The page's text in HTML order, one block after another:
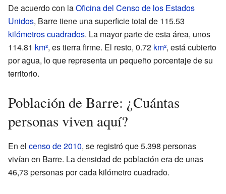
De acuerdo con laOficina del Censo de los Estados
Unidos, Barre tiene una superficie total de 115.53
kilómetros cuadrados. La mayor parte de esta área, unos
114.81 km², es tierra firme. El resto, 0.72 km², está cubierto
por agua, lo que representa un pequeño porcentaje de su
territorio.
Población de Barre: ¿Cuántas
personas viven aquí?
En el censo de 2010, se registró que 5.398 personas
vivían en Barre. La densidad de población era de unas
46,73 personas por cada kilómetro cuadrado.